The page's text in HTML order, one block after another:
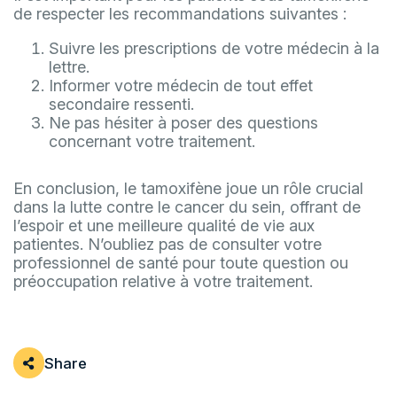
de respecter les recommandations suivantes :
Suivre les prescriptions de votre médecin à la
lettre.
Informer votre médecin de tout effet
secondaire ressenti.
Ne pas hésiter à poser des questions
concernant votre traitement.
En conclusion, le tamoxifène joue un rôle crucial
dans la lutte contre le cancer du sein, offrant de
l’espoir et une meilleure qualité de vie aux
patientes. N’oubliez pas de consulter votre
professionnel de santé pour toute question ou
préoccupation relative à votre traitement.
Share